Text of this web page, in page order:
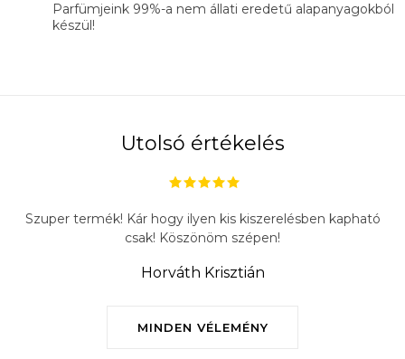
Parfümjeink 99%-a nem állati eredetű alapanyagokból
készül!
Utolsó értékelés
MINDEN VÉLEMÉNY
Szuper termék! Kár hogy ilyen kis kiszerelésben kapható
csak! Köszönöm szépen!
Horváth Krisztián